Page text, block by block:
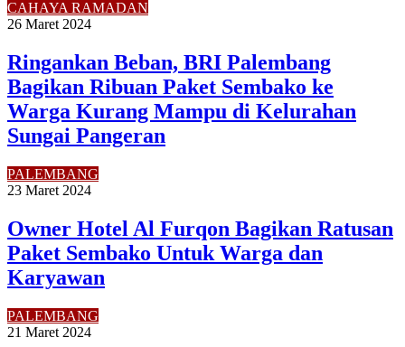
CAHAYA RAMADAN
26 Maret 2024
Ringankan Beban, BRI Palembang
Bagikan Ribuan Paket Sembako ke
Warga Kurang Mampu di Kelurahan
Sungai Pangeran
PALEMBANG
23 Maret 2024
Owner Hotel Al Furqon Bagikan Ratusan
Paket Sembako Untuk Warga dan
Karyawan
PALEMBANG
21 Maret 2024